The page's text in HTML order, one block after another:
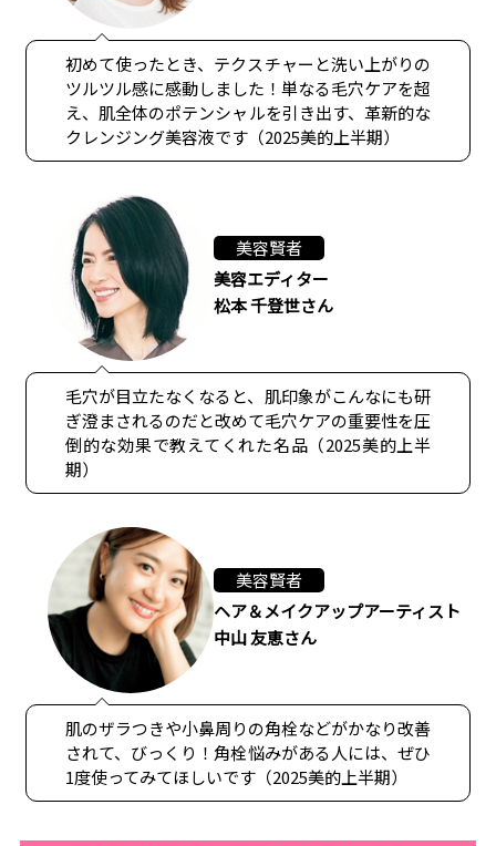
初めて使ったとき、テクスチャーと洗い上がりの
ツルツル感に感動しました！単なる毛穴ケアを超
え、肌全体のポテンシャルを引き出す、革新的な
クレンジング美容液です（2025美的上半期）
美容賢者
美容エディター
松本 千登世さん
毛穴が目立たなくなると、肌印象がこんなにも研
ぎ澄まされるのだと改めて毛穴ケアの重要性を圧
倒的な効果で教えてくれた名品（2025美的上半
期）
美容賢者
ヘア＆メイクアップアーティスト
中山 友恵さん
肌のザラつきや小鼻周りの角栓などがかなり改善
されて、びっくり！角栓悩みがある人には、ぜひ
1度使ってみてほしいです（2025美的上半期）